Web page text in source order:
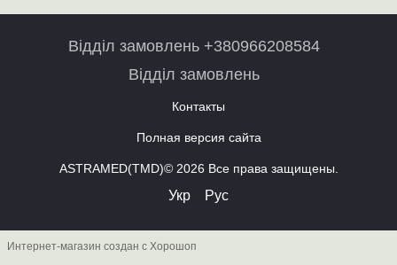
Відділ замовлень +380966208584
Відділ замовлень
Контакты
Полная версия сайта
ASTRAMED(TMD)© 2026 Все права защищены.
Укр Рус
Интернет-магазин создан с Хорошоп